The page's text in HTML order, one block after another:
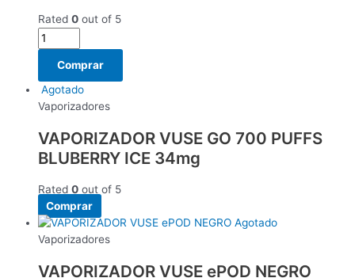
Rated 0 out of 5
Comprar
Agotado
Vaporizadores
VAPORIZADOR VUSE GO 700 PUFFS
BLUBERRY ICE 34mg
Rated 0 out of 5
Comprar
Agotado
Vaporizadores
VAPORIZADOR VUSE ePOD NEGRO